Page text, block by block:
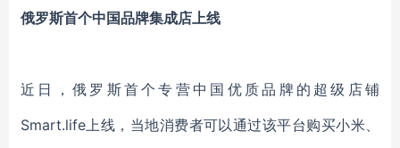
俄罗斯首个中国品牌集成店上线
近日，俄罗斯首个专营中国优质品牌的超级店铺
Smart.life上线，当地消费者可以通过该平台购买小米、